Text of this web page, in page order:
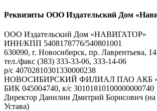
Реквизиты ООО Издательский Дом
ООО Издательский Дом «НАВИГАТОР»
ИНН/КПП 5408178776/540801001
630090, г. Новосибирск, пр. Лаврентьева, 14
тел./факс (383) 333-33-06, 333-14-06
р/с 40702810301330000238
НОВОСИБИРСКИЙ ФИЛИАЛ ПАО АКБ
БИК 045004740, к/с 30101810100000000740
Директор Данилин Дмитрий Борисович (на
Устава)